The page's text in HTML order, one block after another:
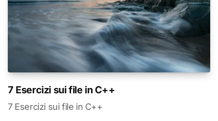
7 Esercizi sui file in C++
7 Esercizi sui file in C++